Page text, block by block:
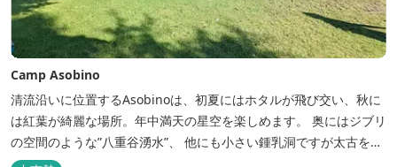
Camp Asobino
清流沿いに位置するAsobinoは、初夏にはホタルが飛び交い、秋に
は紅葉が綺麗な場所。年中満天の星空を楽しめます。 奥にはジブリ
の空間のような”八重谷湧水”、 他にも小さい鍾乳洞ですが太古を想
像させる”風穴”などがあり、自然が豊かなスポットです。 wi-fi完